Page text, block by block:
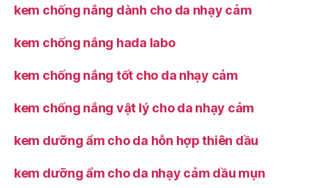
kem chống nắng dành cho da nhạy cảm
kem chống nắng hada labo
kem chống nắng tốt cho da nhạy cảm
kem chống nắng vật lý cho da nhạy cảm
kem dưỡng ẩm cho da hỗn hợp thiên dầu
kem dưỡng ẩm cho da nhạy cảm dầu mụn